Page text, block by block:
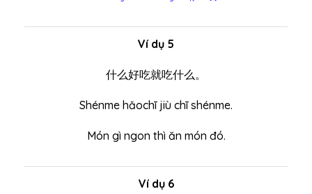
Ví dụ 5
什么好吃就吃什么。
Shénme hǎochī jiù chī shénme.
Món gì ngon thì ăn món đó.
Ví dụ 6